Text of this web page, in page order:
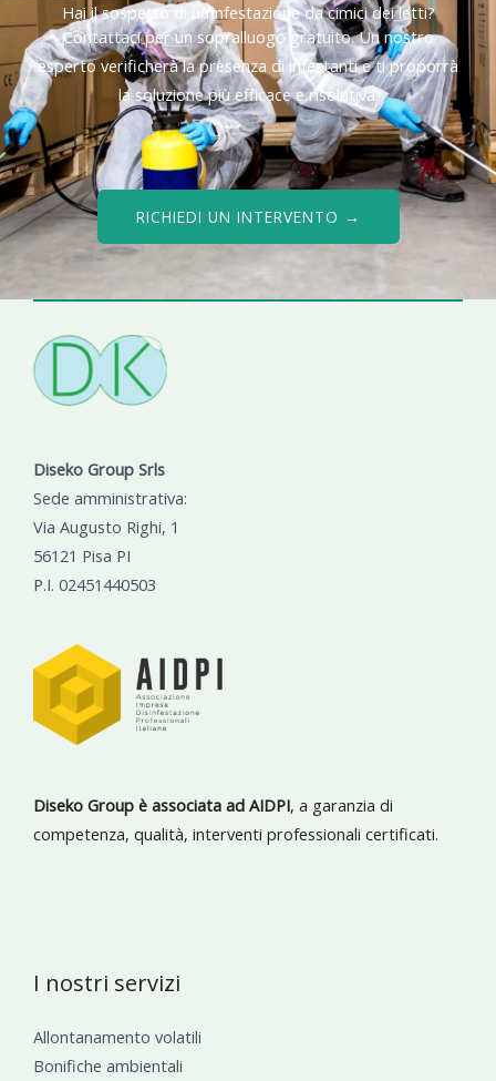
Hai il sospetto di un’infestazione da cimici dei letti?
Contattaci per un sopralluogo gratuito. Un nostro
esperto verificherà la presenza di infestanti e ti proporrà
la soluzione più efficace e risolutiva.
RICHIEDI UN INTERVENTO →
Diseko Group Srls
Sede amministrativa:
Via Augusto Righi, 1
56121 Pisa PI
P.I. 02451440503
Diseko Group è associata ad AIDPI, a garanzia di
competenza, qualità, interventi professionali certificati.
I nostri servizi
Allontanamento volatili
Bonifiche ambientali